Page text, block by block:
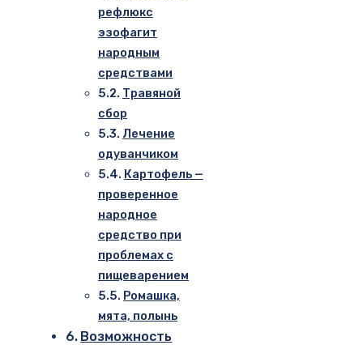
рефлюкс
эзофагит
народным
средствами
Травяной
сбор
Лечение
одуванчиком
Картофель —
проверенное
народное
средство при
проблемах с
пищеварением
Ромашка,
мята, полынь
Возможность